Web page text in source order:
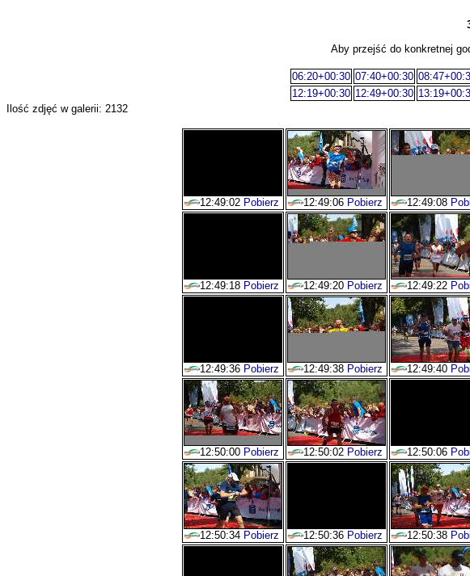
Aby przejść do konkretnej
06:20+00:30 07:40+00:30
12:19+00:30 12:49+00:30
Ilość zdjęć w galerii: 2132
12:49:02 Pobierz 12:49:06 Pobierz 12:49:08
12:49:18 Pobierz 12:49:20 Pobierz 12:49:22
12:49:36 Pobierz 12:49:38 Pobierz 12:49:40
12:50:00 Pobierz 12:50:02 Pobierz 12:50:06
12:50:34 Pobierz 12:50:36 Pobierz 12:50:38